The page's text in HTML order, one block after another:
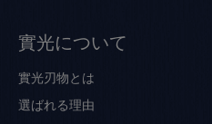
實光について
實光刃物とは
選ばれる理由